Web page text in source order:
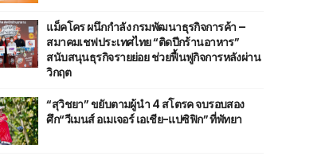
แม็คโคร ผนึกกำลัง กรมพัฒนาธุรกิจการค้า –
สมาคมเชฟประเทศไทย “ติดปีกร้านอาหาร”
สนับสนุนธุรกิจรายย่อย ช่วยฟื้นฟูกิจการหลังผ่าน
วิกฤต
“สุวิชยา” ขยับตามผู้นำ 4 สโตรค จบรอบสอง
ศึก“วีเมนส์ อเมเจอร์ เอเชีย-แปซิฟิก” ที่พัทยา